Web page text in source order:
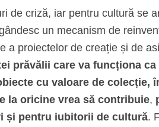
de criză, iar pentru cultură se
un mecanism de
a proiectelor de creație și de
prăvălii care va funcționa
cu valoare de
la oricine vrea să contribuie,
și pentru iubitorii de cultură.